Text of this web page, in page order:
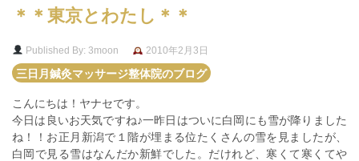
＊＊東京とわたし＊＊
Published By: 3moon
2010年2月3日
三日月鍼灸マッサージ整体院のブログ
こんにちは！ヤナセです。
今日は良いお天気ですね♪一昨日はついに白岡にも雪が降りました
ね！！お正月新潟で１階が埋まる位たくさんの雪を見ましたが、
白岡で見る雪はなんだか新鮮でした。だけれど、寒くて寒くてや